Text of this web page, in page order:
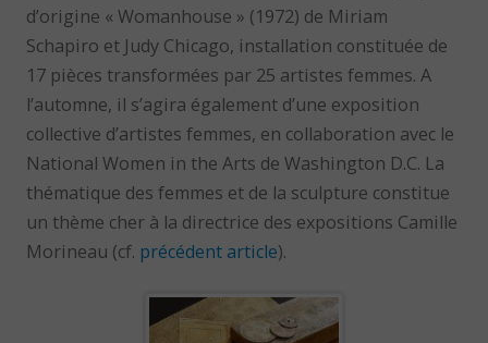
d’origine « Womanhouse » (1972) de Miriam
Schapiro et Judy Chicago, installation constituée de
17 pièces transformées par 25 artistes femmes. A
l’automne, il s’agira également d’une exposition
collective d’artistes femmes, en collaboration avec le
National Women in the Arts de Washington D.C. La
thématique des femmes et de la sculpture constitue
un thème cher à la directrice des expositions Camille
Morineau (cf. précédent article).